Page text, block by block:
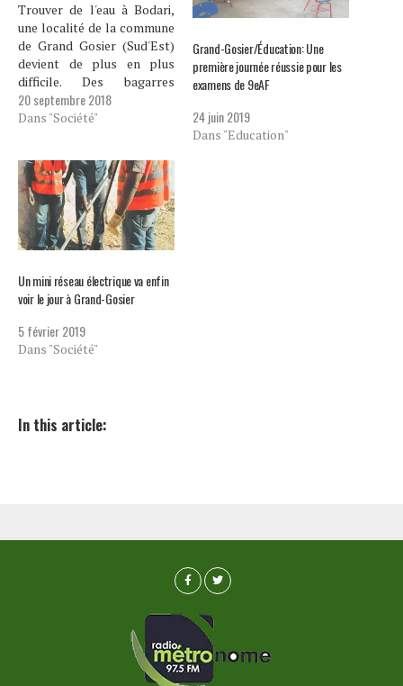
Trouver de l'eau à Bodari,
une localité de la commune
de Grand Gosier (Sud'Est)
devient de plus en plus
difficile. Des bagarres
s'éclatent à longueur de
journée à bord de la seule
de personnes y puisent
chanque jour. Willio Antoine
est la dernière…
20 septembre 2018
Dans "Société"
Grand-Gosier/Éducation: Une
première journée réussie pour les
examens de 9eAF
24 juin 2019
Dans "Education"
Un mini réseau électrique va enfin
voir le jour à Grand-Gosier
5 février 2019
Dans "Société"
In this article: